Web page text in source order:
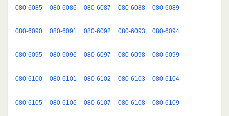
080-6085 080-6086 080-6087 080-6088 080-6089
080-6090 080-6091 080-6092 080-6093 080-6094
080-6095 080-6096 080-6097 080-6098 080-6099
080-6100 080-6101 080-6102 080-6103 080-6104
080-6105 080-6106 080-6107 080-6108 080-6109